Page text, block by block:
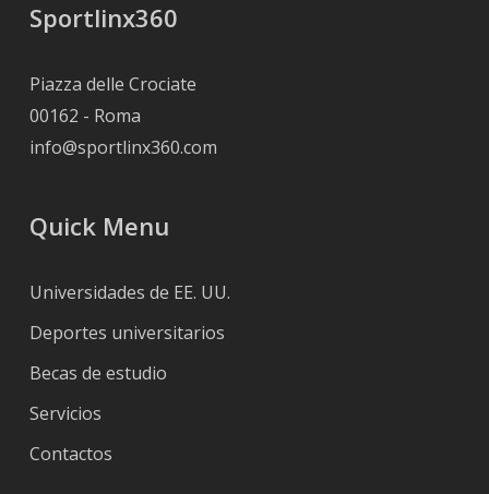
Sportlinx360
Piazza delle Crociate
00162 - Roma
info@sportlinx360.com
Quick Menu
Universidades de EE. UU.
Deportes universitarios
Becas de estudio
Servicios
Contactos